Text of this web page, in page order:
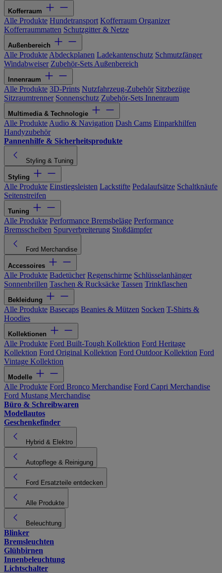
Kofferraum
Alle Produkte Hundetransport Kofferraum Organizer
Kofferraummatten Schutzgitter & Netze
Außenbereich
Alle Produkte Abdeckplanen Ladekantenschutz Schmutzfänger
Windabweiser Zubehör-Sets Außenbereich
Innenraum
Alle Produkte 3D-Prints Nutzfahrzeug-Zubehör Sitzbezüge
Sitzraumtrenner Sonnenschutz Zubehör-Sets Innenraum
Multimedia & Technologie
Alle Produkte Audio & Navigation Dash Cams Einparkhilfen
Handyzubehör
Pannenhilfe & Sicherheitsprodukte
Styling & Tuning
Styling
Alle Produkte Einstiegsleisten Lackstifte Pedalaufsätze Schaltknäufe
Seitenstreifen
Tuning
Alle Produkte Performance Bremsbeläge Performance
Bremsscheiben Spurverbreiterung Stoßdämpfer
Ford Merchandise
Accessoires
Alle Produkte Badetücher Regenschirme Schlüsselanhänger
Sonnenbrillen Taschen & Rucksäcke Tassen Trinkflaschen
Bekleidung
Alle Produkte Basecaps Beanies & Mützen Socken T-Shirts &
Hoodies
Kollektionen
Alle Produkte Ford Built-Tough Kollektion Ford Heritage
Kollektion Ford Original Kollektion Ford Outdoor Kollektion Ford
Vintage Kollektion
Modelle
Alle Produkte Ford Bronco Merchandise Ford Capri Merchandise
Ford Mustang Merchandise
Büro & Schreibwaren
Modellautos
Geschenkefinder
Hybrid & Elektro
Autopflege & Reinigung
Ford Ersatzteile entdecken
Alle Produkte
Beleuchtung
Blinker
Bremsleuchten
Glühbirnen
Innenbeleuchtung
Lichtschalter